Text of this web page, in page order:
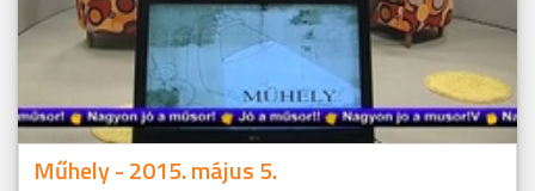
Műhely - 2015. május 5.